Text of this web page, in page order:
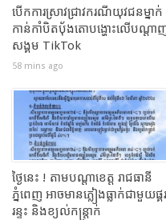
បើកការស្រាវជ្រាវករណីយុវជនម្នាក់
កាន់កាំបិតប៉័ងតោបង្ហោះលើបណ្ដា
សង្គម TikTok
58 mins ago
ថ្ងៃនេះ ! តាមបណ្តាខេត្ត រាជធានី
ភ្នំពេញ អាចមានភ្លៀងធ្លាក់ជាមួយផ្គរ
រន្ទះ និងខ្យល់កន្ត្រាក់